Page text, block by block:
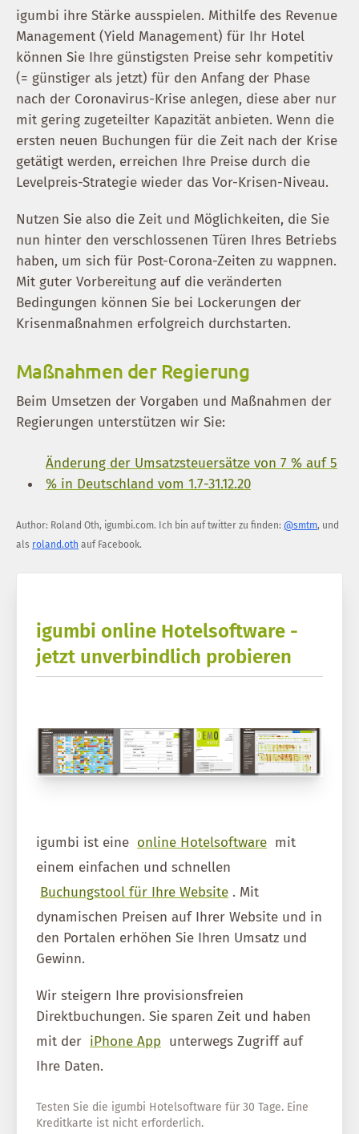
igumbi ihre Stärke ausspielen. Mithilfe des Revenue
Management (Yield Management) für Ihr Hotel
können Sie Ihre günstigsten Preise sehr kompetitiv
(= günstiger als jetzt) für den Anfang der Phase
nach der Coronavirus-Krise anlegen, diese aber nur
mit gering zugeteilter Kapazität anbieten. Wenn die
ersten neuen Buchungen für die Zeit nach der Krise
getätigt werden, erreichen Ihre Preise durch die
Levelpreis-Strategie wieder das Vor-Krisen-Niveau.
Nutzen Sie also die Zeit und Möglichkeiten, die Sie
nun hinter den verschlossenen Türen Ihres Betriebs
haben, um sich für Post-Corona-Zeiten zu wappnen.
Mit guter Vorbereitung auf die veränderten
Bedingungen können Sie bei Lockerungen der
Krisenmaßnahmen erfolgreich durchstarten.
Maßnahmen der Regierung
Beim Umsetzen der Vorgaben und Maßnahmen der
Regierungen unterstützen wir Sie:
Änderung der Umsatzsteuersätze von 7 % auf 5
% in Deutschland vom 1.7-31.12.20
Author: Roland Oth, igumbi.com. Ich bin auf twitter zu finden: @smtm, und
als roland.oth auf Facebook.
igumbi online Hotelsoftware -
jetzt unverbindlich probieren
igumbi ist eine online Hotelsoftware mit
einem einfachen und schnellen
Buchungstool für Ihre Website . Mit
dynamischen Preisen auf Ihrer Website und in
den Portalen erhöhen Sie Ihren Umsatz und
Gewinn.
Wir steigern Ihre provisionsfreien
Direktbuchungen. Sie sparen Zeit und haben
mit der iPhone App unterwegs Zugriff auf
Ihre Daten.
Testen Sie die igumbi Hotelsoftware für 30 Tage. Eine
Kreditkarte ist nicht erforderlich.